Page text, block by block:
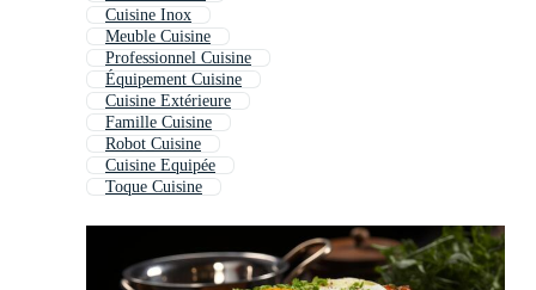
Cuisine Inox
Meuble Cuisine
Professionnel Cuisine
Équipement Cuisine
Cuisine Extérieure
Famille Cuisine
Robot Cuisine
Cuisine Equipée
Toque Cuisine